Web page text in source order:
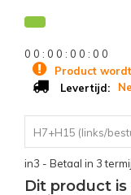
0 0 : 0 0 : 0 0 : 0 0
Product
Levertijd:
H7+H15 (links/
in3 - Betaal in 3
Dit product